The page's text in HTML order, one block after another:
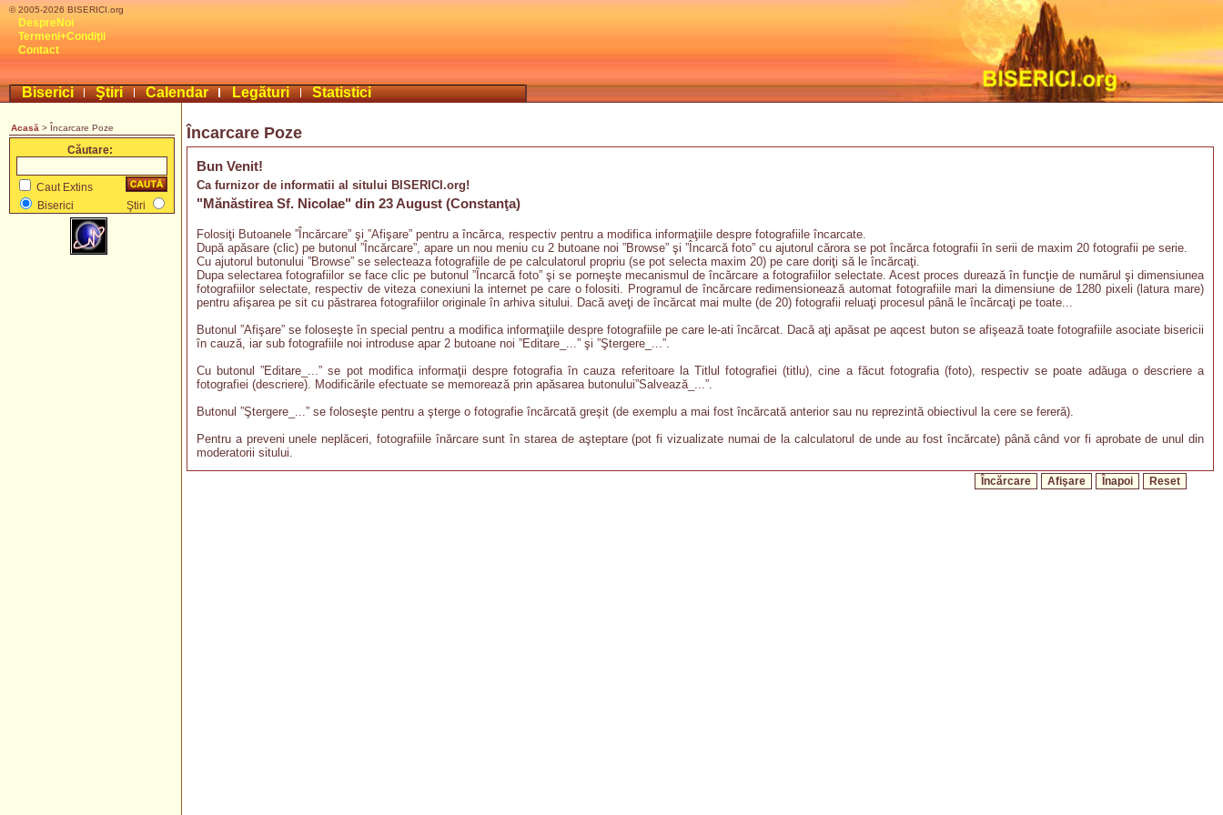
© 2005-2026 BISERICI.org
DespreNoi
Termeni+Condiţii
Contact
Biserici Ştiri Calendar Legături Statistici
Acasă > Încarcare Poze
Căutare:
Caut Extins
Biserici
Ştiri
Încarcare Poze
Bun Venit!
Ca furnizor de informatii al sitului BISERICI.org!
"Mănăstirea Sf. Nicolae" din 23 August (Constanţa)
Folosiţi Butoanele ”Încărcare” şi ”Afişare” pentru a încărca, respectiv pentru a modifica informaţiile despre fotografiile încarcate.
După apăsare (clic) pe butonul ”Încărcare”, apare un nou meniu cu 2 butoane noi ”Browse” şi ”Încarcă foto” cu ajutorul cărora se pot încărca fotografii în serii de maxim 20 fotografii pe serie.
Cu ajutorul butonului ”Browse” se selecteaza fotografiile de pe calculatorul propriu (se pot selecta maxim 20) pe care doriţi să le încărcaţi.
Dupa selectarea fotografiilor se face clic pe butonul ”Încarcă foto” şi se porneşte mecanismul de încărcare a fotografiilor selectate. Acest proces durează în funcţie de numărul şi dimensiunea
fotografiilor selectate, respectiv de viteza conexiuni la internet pe care o folositi. Programul de încărcare redimensionează automat fotografiile mari la dimensiune de 1280 pixeli (latura mare)
pentru afişarea pe sit cu păstrarea fotografiilor originale în arhiva sitului. Dacă aveţi de încărcat mai multe (de 20) fotografii reluaţi procesul până le încărcaţi pe toate...
Butonul ”Afişare” se foloseşte în special pentru a modifica informaţiile despre fotografiile pe care le-ati încărcat. Dacă aţi apăsat pe aqcest buton se afişează toate fotografiile asociate bisericii
în cauză, iar sub fotografiile noi introduse apar 2 butoane noi ”Editare_...” şi ”Ştergere_...”.
Cu butonul ”Editare_...” se pot modifica informaţii despre fotografia în cauza referitoare la Titlul fotografiei (titlu), cine a făcut fotografia (foto), respectiv se poate adăuga o descriere a
fotografiei (descriere). Modificările efectuate se memorează prin apăsarea butonului”Salvează_...”.
Butonul ”Ştergere_...” se foloseşte pentru a şterge o fotografie încărcată greşit (de exemplu a mai fost încărcată anterior sau nu reprezintă obiectivul la cere se fereră).
Pentru a preveni unele neplăceri, fotografiile înărcare sunt în starea de aşteptare (pot fi vizualizate numai de la calculatorul de unde au fost încărcate) până când vor fi aprobate de unul din
moderatorii sitului.